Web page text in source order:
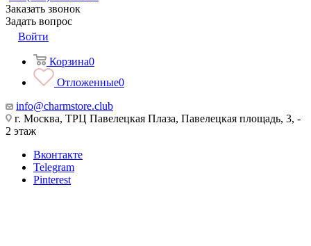
Заказать звонок
Задать вопрос
Войти
Корзина0
Отложенные0
info@charmstore.club
г. Москва, ТРЦ Павелецкая Плаза, Павелецкая площадь, 3, -
2 этаж
Вконтакте
Telegram
Pinterest